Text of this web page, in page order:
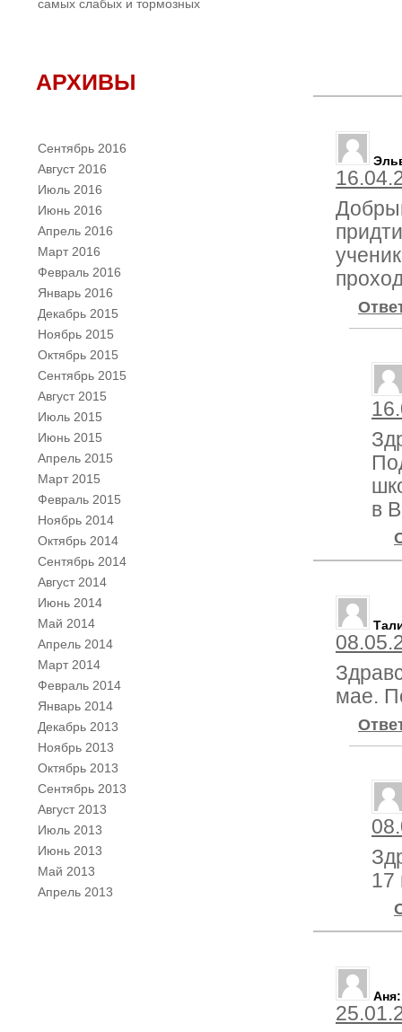
в
мае.
17
Аня:
самых слабых и тормозных
АРХИВЫ
Сентябрь 2016
Август 2016
Июль 2016
Июнь 2016
Апрель 2016
Март 2016
Февраль 2016
Январь 2016
Декабрь 2015
Ноябрь 2015
Октябрь 2015
Сентябрь 2015
Август 2015
Июль 2015
Июнь 2015
Апрель 2015
Март 2015
Февраль 2015
Ноябрь 2014
Октябрь 2014
Сентябрь 2014
Август 2014
Июнь 2014
Май 2014
Апрель 2014
Март 2014
Февраль 2014
Январь 2014
Декабрь 2013
Ноябрь 2013
Октябрь 2013
Сентябрь 2013
Август 2013
Июль 2013
Июнь 2013
Май 2013
Апрель 2013